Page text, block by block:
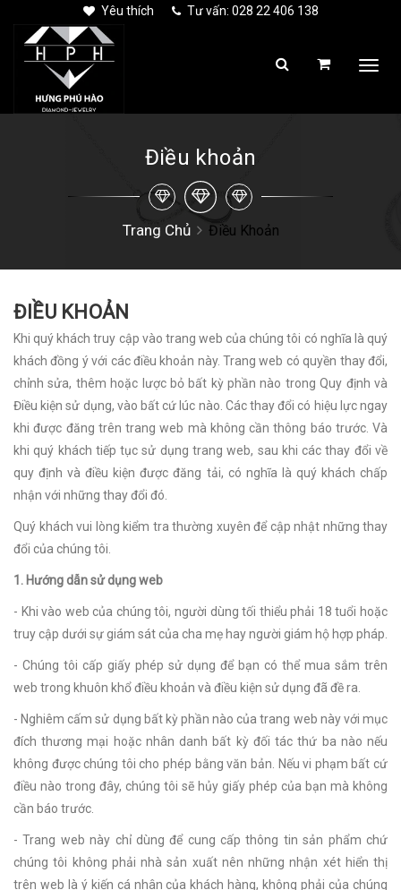
Yêu thích Tư vấn: 028 22 406 138
Điều khoản
Trang Chủ Điều Khoản
ĐIỀU KHOẢN
Khi quý khách truy cập vào trang web của chúng tôi có nghĩa là quý
khách đồng ý với các điều khoản này. Trang web có quyền thay đổi,
chỉnh sửa, thêm hoặc lược bỏ bất kỳ phần nào trong Quy định và
Điều kiện sử dụng, vào bất cứ lúc nào. Các thay đổi có hiệu lực ngay
khi được đăng trên trang web mà không cần thông báo trước. Và
khi quý khách tiếp tục sử dụng trang web, sau khi các thay đổi về
quy định và điều kiện được đăng tải, có nghĩa là quý khách chấp
nhận với những thay đổi đó.
Quý khách vui lòng kiểm tra thường xuyên để cập nhật những thay
đổi của chúng tôi.
1. Hướng dẫn sử dụng web
- Khi vào web của chúng tôi, người dùng tối thiểu phải 18 tuổi hoặc
truy cập dưới sự giám sát của cha mẹ hay người giám hộ hợp pháp.
- Chúng tôi cấp giấy phép sử dụng để bạn có thể mua sắm trên
web trong khuôn khổ điều khoản và điều kiện sử dụng đã đề ra.
- Nghiêm cấm sử dụng bất kỳ phần nào của trang web này với mục
đích thương mại hoặc nhân danh bất kỳ đối tác thứ ba nào nếu
không được chúng tôi cho phép bằng văn bản. Nếu vi phạm bất cứ
điều nào trong đây, chúng tôi sẽ hủy giấy phép của bạn mà không
cần báo trước.
- Trang web này chỉ dùng để cung cấp thông tin sản phẩm chứ
chúng tôi không phải nhà sản xuất nên những nhận xét hiển thị
trên web là ý kiến cá nhân của khách hàng, không phải của chúng